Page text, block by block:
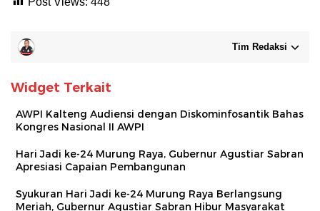
Tim Redaksi
Widget Terkait
AWPI Kalteng Audiensi dengan Diskominfosantik Bahas
Kongres Nasional II AWPI
Hari Jadi ke-24 Murung Raya, Gubernur Agustiar Sabran
Apresiasi Capaian Pembangunan
Syukuran Hari Jadi ke-24 Murung Raya Berlangsung
Meriah, Gubernur Agustiar Sabran Hibur Masyarakat